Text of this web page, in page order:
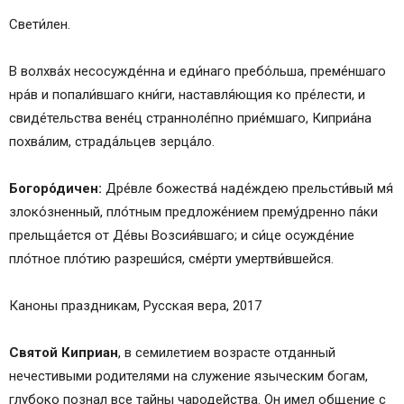
Свети́лен.
В волхва́х несосужде́нна и еди́наго пребо́льша, преме́ншаго
нра́в и попали́вшаго кни́ги, наставля́ющия ко пре́лести, и
свиде́тельства вене́ц странноле́пно прие́мшаго, Киприа́на
похва́лим, страда́льцев зерца́ло.
Богоро́дичен: Дре́вле божества́ наде́ждею прельсти́вый мя́
злоко́зненный, пло́тным предложе́нием прему́дренно па́ки
прельща́ется от Де́вы Возсия́вшаго; и си́це осужде́ние
пло́тное пло́тию разреши́ся, сме́рти умертви́вшейся.
Каноны праздникам, Русская вера, 2017
Святой Киприан, в семилетием возрасте отданный
нечестивыми родителями на служение языческим богам,
глубоко познал все тайны чародейства. Он имел общение с